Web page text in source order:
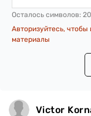
Осталось символов:
Авторизуйтесь,
материалы
Victor